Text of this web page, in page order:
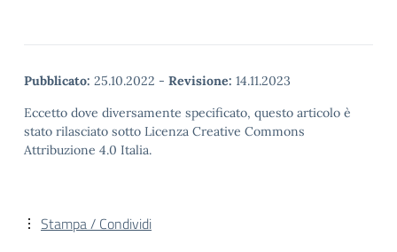
Pubblicato: 25.10.2022 - Revisione: 14.11.2023
Eccetto dove diversamente specificato, questo articolo è
stato rilasciato sotto Licenza Creative Commons
Attribuzione 4.0 Italia.
Stampa / Condividi